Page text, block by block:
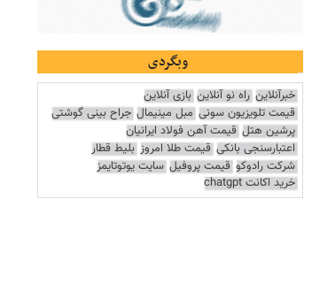
وبگردی
خبرآنلاین راه نو آنلاین بازی آنلاین
قیمت تلویزیون سونی مبل مینیمال جراح بینی گوشتی
پرشین هتل قیمت آهن فولاد ایرانیان
اعتبارسنجی بانکی قیمت طلا امروز بلیط قطار
شرکت رادوکو قیمت پروفیل سایت یوتوتایمز
خرید اکانت chatgpt